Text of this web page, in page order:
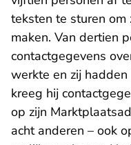
teksten te sturen
maken. Van dertien
contactgegevens
werkte en zij
kreeg hij
op zijn
acht anderen – ook